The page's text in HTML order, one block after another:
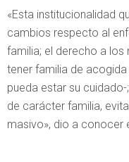
«Esta institucionalidad
cambios respecto al
familia; el derecho a los
tener familia de
pueda estar su
de carácter familia,
masivo», dio a conocer